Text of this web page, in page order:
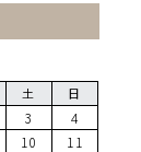
土 日
3
4
10
11